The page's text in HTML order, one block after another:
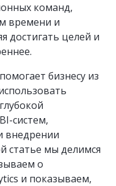
команд,
времени и
достигать целей и
бизнесу из
систем,
внедрении
статье мы делимся
о
и показываем,